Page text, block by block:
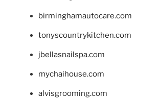
birminghamautocare.com
tonyscountrykitchen.com
jbellasnailspa.com
mychaihouse.com
alvisgrooming.com